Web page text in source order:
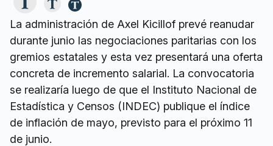
La administración de Axel Kicillof prevé reanudar
durante junio las negociaciones paritarias con los
gremios estatales y esta vez presentará una oferta
concreta de incremento salarial. La convocatoria
se realizaría luego de que el Instituto Nacional de
Estadística y Censos (INDEC) publique el índice
de inflación de mayo, previsto para el próximo 11
de junio.